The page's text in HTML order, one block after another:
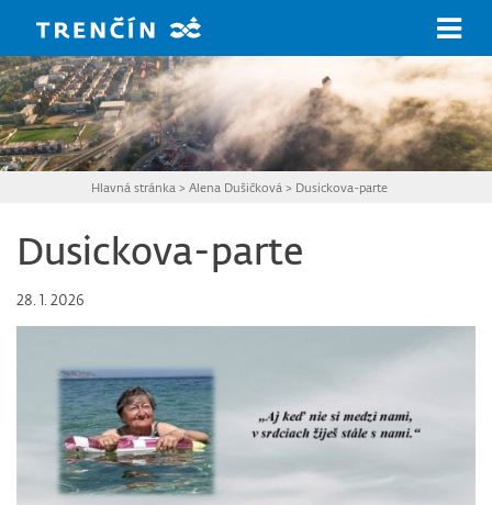
Hlavná stránka >Alena Dušičková > Dusickova-parte
Dusickova-parte
28. 1. 2026